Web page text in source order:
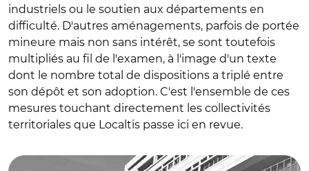
industriels ou le soutien aux départements en
difficulté. D'autres aménagements, parfois de portée
mineure mais non sans intérêt, se sont toutefois
multipliés au fil de l'examen, à l'image d'un texte
dont le nombre total de dispositions a triplé entre
son dépôt et son adoption. C'est l'ensemble de ces
mesures touchant directement les collectivités
territoriales que Localtis passe ici en revue.